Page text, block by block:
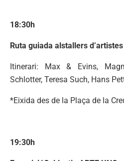
18:30h
Ruta guiada alstallers d’artistes
Itinerari: Max & Evins,
Schlotter, Teresa Such, Hans
*Eixida des de la Plaça de la
19:30h